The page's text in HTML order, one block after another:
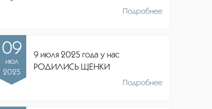
Подробнее
09
июл
2025
9 июля 2025 года у нас
РОДИЛИСЬ ЩЕНКИ
Подробнее